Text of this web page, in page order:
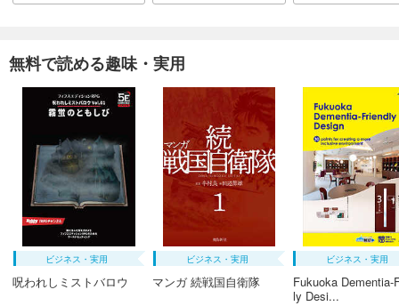
無料で読める趣味・実用
ビジネス・実用
呪われしミストバロウ
ビジネス・実用
マンガ 続戦国自衛隊
ビジネス・実用
Fukuoka Dementia-
ly Desi...